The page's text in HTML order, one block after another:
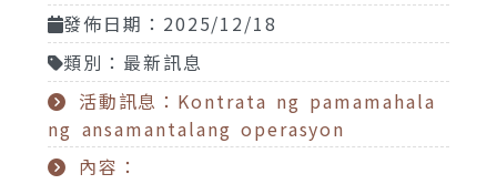
發佈日期：2025/12/18
類別：最新訊息
活動訊息：Kontrata ng pamamahala
ng ansamantalang operasyon
內容：